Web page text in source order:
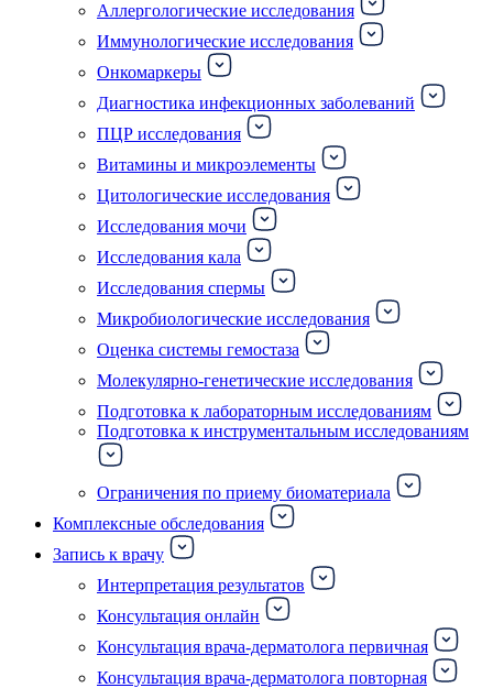
Аллергологические исследования
Иммунологические исследования
Онкомаркеры
Диагностика инфекционных заболеваний
ПЦР исследования
Витамины и микроэлементы
Цитологические исследования
Исследования мочи
Исследования кала
Исследования спермы
Микробиологические исследования
Оценка системы гемостаза
Молекулярно-генетические исследования
Подготовка к лабораторным исследованиям
Подготовка к инструментальным исследованиям
Ограничения по приему биоматериала
Комплексные обследования
Запись к врачу
Интерпретация результатов
Консультация онлайн
Консультация врача-дерматолога первичная
Консультация врача-дерматолога повторная